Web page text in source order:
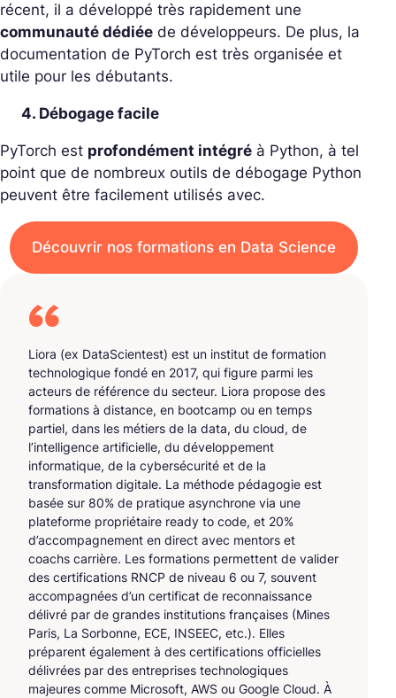
récent, il a développé très rapidement une
communauté dédiée de développeurs. De plus, la
documentation de PyTorch est très organisée et
utile pour les débutants.
4. Débogage facile
PyTorch est profondément intégré à Python, à tel
point que de nombreux outils de débogage Python
peuvent être facilement utilisés avec.
Découvrir nos formations en Data Science
Liora (ex DataScientest) est un institut de formation
technologique fondé en 2017, qui figure parmi les
acteurs de référence du secteur. Liora propose des
formations à distance, en bootcamp ou en temps
partiel, dans les métiers de la data, du cloud, de
l’intelligence artificielle, du développement
informatique, de la cybersécurité et de la
transformation digitale. La méthode pédagogie est
basée sur 80% de pratique asynchrone via une
plateforme propriétaire ready to code, et 20%
d’accompagnement en direct avec mentors et
coachs carrière. Les formations permettent de valider
des certifications RNCP de niveau 6 ou 7, souvent
accompagnées d’un certificat de reconnaissance
délivré par de grandes institutions françaises (Mines
Paris, La Sorbonne, ECE, INSEEC, etc.). Elles
préparent également à des certifications officielles
délivrées par des entreprises technologiques
majeures comme Microsoft, AWS ou Google Cloud. À